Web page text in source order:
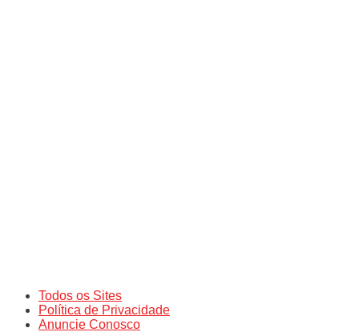
Todos os Sites
Política de Privacidade
Anuncie Conosco